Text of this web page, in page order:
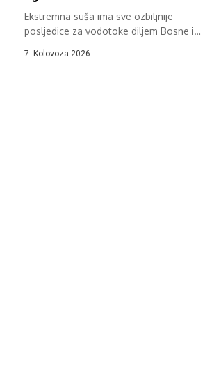
Ekstremna suša ima sve ozbiljnije
posljedice za vodotoke diljem Bosne i
7. Kolovoza 2026.